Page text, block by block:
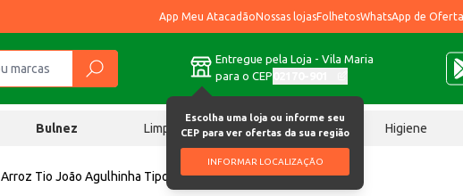
App Meu AtacadãoNossas lojasFolhetosWhatsApp de
Entregue pela Loja - Vila Maria
para o CEP
Escolha uma loja ou informe seu
CEP para ver ofertas da sua região
INFORMAR LOCALIZAÇÃO
Bulnez Limpeza Chocolates Higiene
Arroz Tio João Agulhinha Tipo 1 5kg